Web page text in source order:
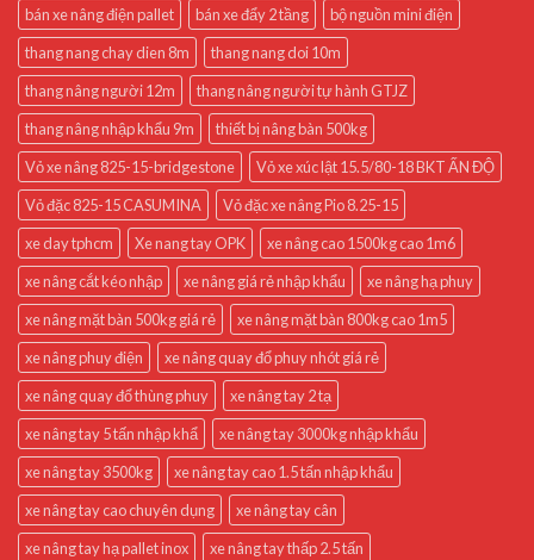
bán xe nâng điện pallet
bán xe đẩy 2 tầng
bộ nguồn mini điện
thang nang chay dien 8m
thang nang doi 10m
thang nâng người 12m
thang nâng người tự hành GTJZ
thang nâng nhập khẩu 9m
thiết bị nâng bàn 500kg
Vỏ xe nâng 825-15-bridgestone
Vỏ xe xúc lật 15.5/80-18 BKT ẤN ĐỘ
Vỏ đặc 825-15 CASUMINA
Vỏ đặc xe nâng Pio 8.25-15
xe day tphcm
Xe nang tay OPK
xe nâng cao 1500kg cao 1m6
xe nâng cắt kéo nhập
xe nâng giá rẻ nhập khẩu
xe nâng hạ phuy
xe nâng mặt bàn 500kg giá rẻ
xe nâng mặt bàn 800kg cao 1m5
xe nâng phuy điện
xe nâng quay đổ phuy nhót giá rẻ
xe nâng quay đổ thùng phuy
xe nâng tay 2 tạ
xe nâng tay 5 tấn nhập khẩ
xe nâng tay 3000kg nhập khẩu
xe nâng tay 3500kg
xe nâng tay cao 1.5 tấn nhập khẩu
xe nâng tay cao chuyên dụng
xe nâng tay cân
xe nâng tay hạ pallet inox
xe nâng tay thấp 2.5 tấn